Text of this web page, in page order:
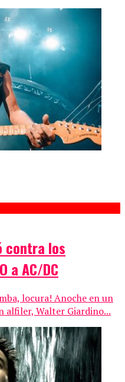
contra los
a AC/DC
locura! Anoche en un
alfiler, Walter Giardino...